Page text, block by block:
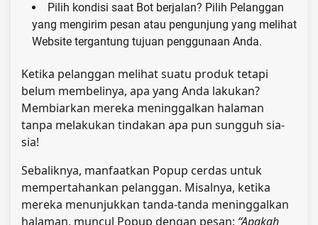
Pilih kondisi saat Bot berjalan? Pilih Pelanggan
yang mengirim pesan atau pengunjung yang melihat
Website tergantung tujuan penggunaan Anda.
Ketika pelanggan melihat suatu produk tetapi
belum membelinya, apa yang Anda lakukan?
Membiarkan mereka meninggalkan halaman
tanpa melakukan tindakan apa pun sungguh sia-
sia!
Sebaliknya, manfaatkan Popup cerdas untuk
mempertahankan pelanggan. Misalnya, ketika
mereka menunjukkan tanda-tanda meninggalkan
halaman, muncul Popup dengan pesan: “Apakah